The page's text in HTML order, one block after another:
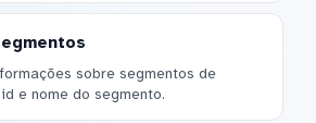
sobre segmentos de
e nome do segmento.